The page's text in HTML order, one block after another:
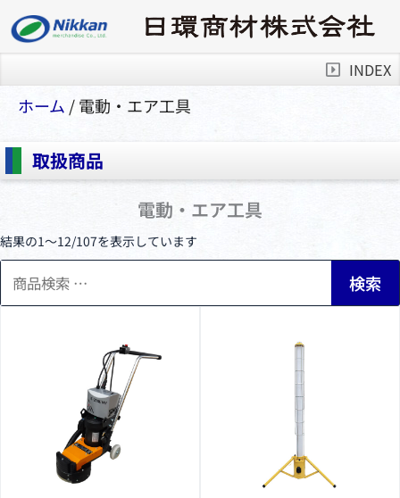
INDEX
ホーム / 電動・エア⼯具
取扱商品
電動・エア⼯具
結果の1～12/107を表示しています
検
索
対
検索